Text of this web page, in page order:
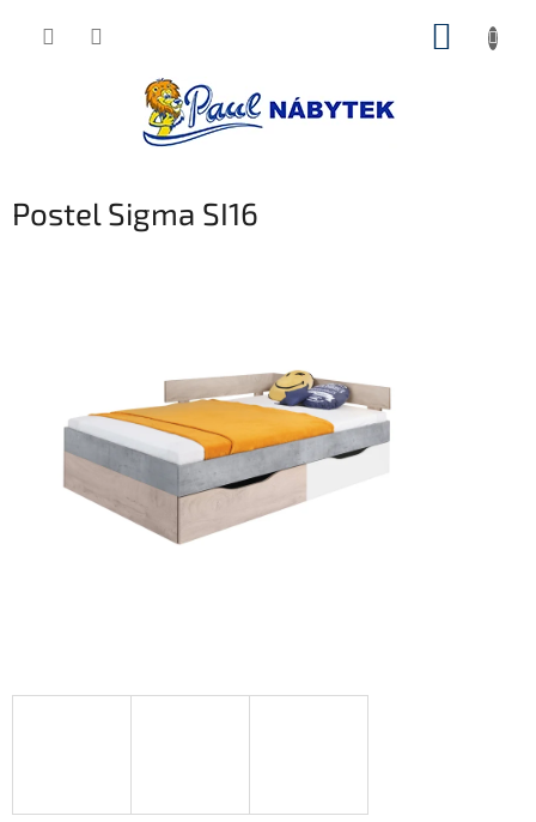
Postel Sigma SI16